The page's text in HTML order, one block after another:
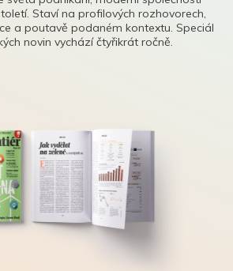
Staví na profilových rozhovorech,
a poutavě podaném kontextu. Speciál
novin vychází čtyřikrát ročně.